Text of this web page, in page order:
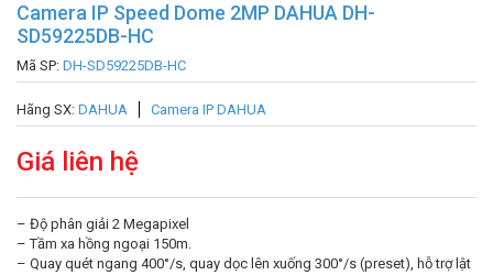
Camera IP Speed Dome 2MP DAHUA DH-
SD59225DB-HC
Mã SP: DH-SD59225DB-HC
Hãng SX: DAHUA Camera IP DAHUA
Giá liên hệ
– Độ phân giải 2 Megapixel
– Tầm xa hồng ngoại 150m.
– Quay quét ngang 400°/s, quay dọc lên xuống 300°/s (preset), hỗ trợ lật